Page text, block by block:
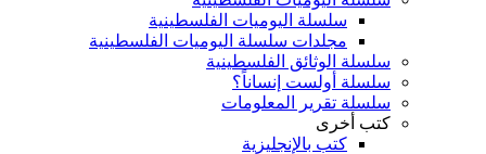
سلسلة اليوميات الفلسطينية
مجلدات سلسلة اليوميات الفلسطينية
سلسلة الوثائق الفلسطينية
سلسلة أولست إنساناً؟
سلسلة تقرير المعلومات
كتب أخرى
كتب بالإنجليزية